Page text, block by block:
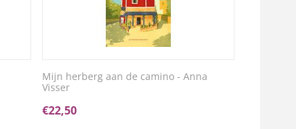
Mijn herberg aan de camino - Anna
Visser
€22,50